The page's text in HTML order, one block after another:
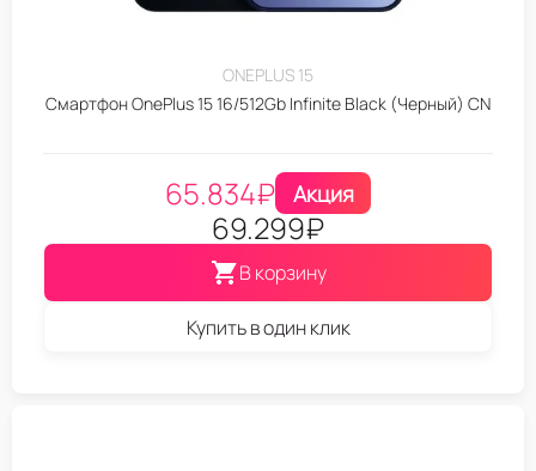
ONEPLUS 15
Смартфон OnePlus 15 16/512Gb Infinite Black (Черный) CN
65.834₽ Акция
69.299₽
В корзину
Купить в один клик